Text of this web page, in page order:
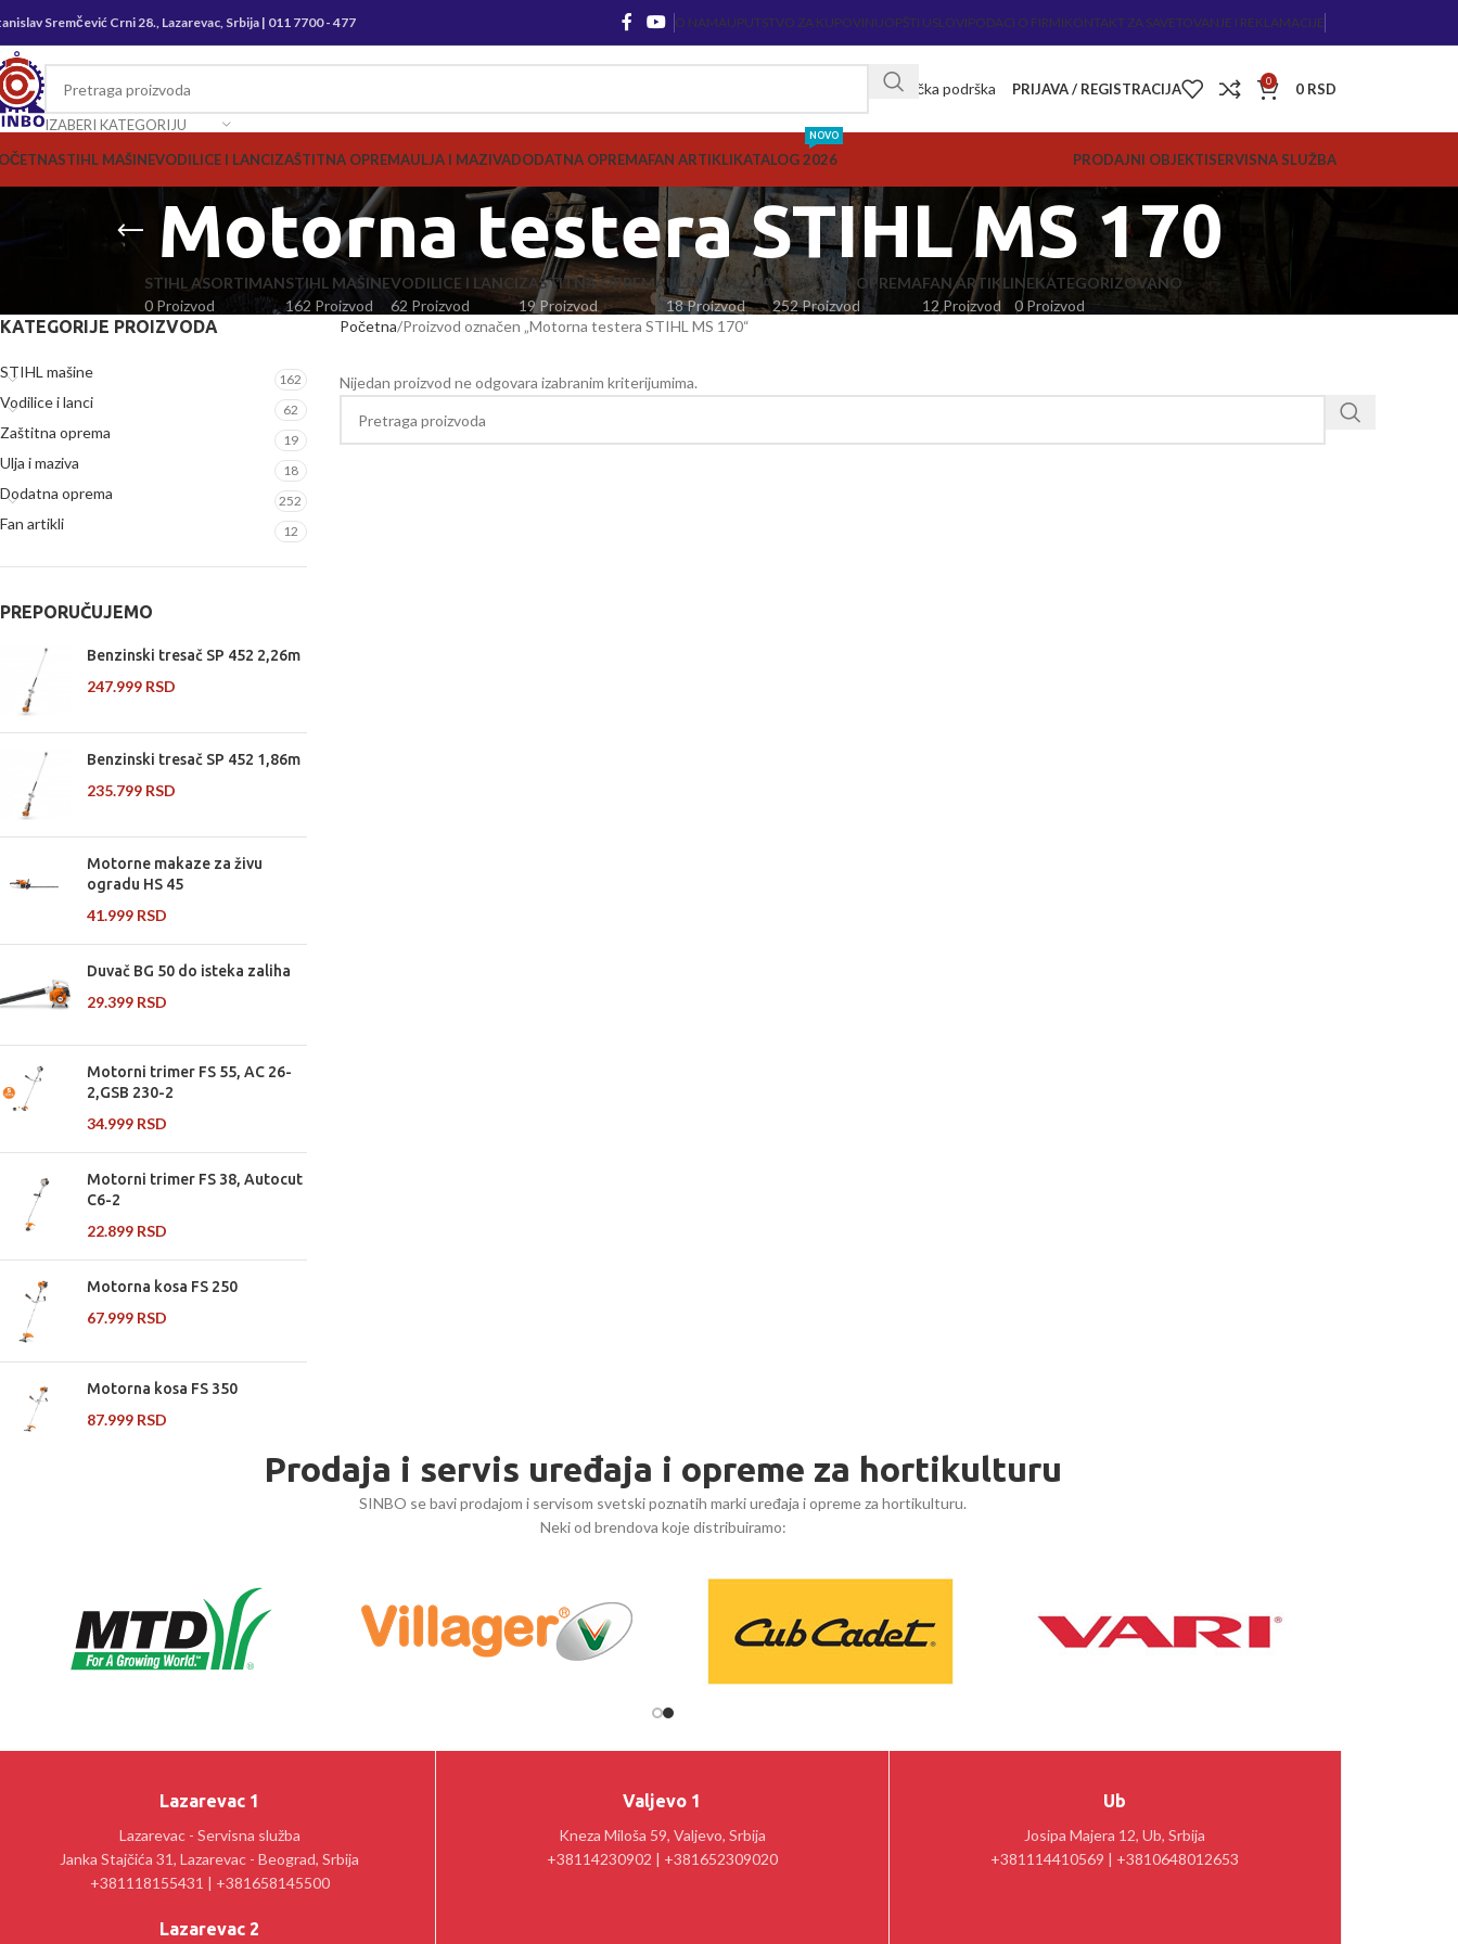
Sremčević Crni 28., Lazarevac, Srbija | 011 7700 - 477 O NAMAUPUTSTVO ZA KUPOVINUOPŠTI USLOVIPODACI O FIRMIKONTAKT ZA SAVETOVANJE I REKLAMACIJE
IZABERI KATEGORIJU
Korisnička podrška PRIJAVA / REGISTRACIJA 0 0 RSD
STIHL MAŠINEVODILICE I LANCIZAŠTITNA OPREMAULJA I MAZIVADODATNA OPREMAFAN ARTIKLIKATALOG 2026
NOVO
PRODAJNI OBJEKTISERVISNA SLUŽBA
Motorna testera STIHL MS 170
STIHL ASORTIMAN
0 Proizvod
STIHL MAŠINE
162 Proizvod
VODILICE I LANCI
62 Proizvod
ZAŠTITNA OPREMA
19 Proizvod
ULJA I MAZIVA
18 Proizvod
DODATNA OPREMA
252 Proizvod
FAN ARTIKLI
12 Proizvod
NEKATEGORIZOVANO
0 Proizvod
KATEGORIJE PROIZVODA
STIHL mašine 162
Vodilice i lanci 62
Zaštitna oprema 19
Ulja i maziva 18
Dodatna oprema 252
Fan artikli 12
PREPORUČUJEMO
Benzinski tresač SP 452 2,26m
247.999 RSD
Benzinski tresač SP 452 1,86m
235.799 RSD
Motorne makaze za živu
ogradu HS 45
41.999 RSD
Duvač BG 50 do isteka zaliha
29.399 RSD
Motorni trimer FS 55, AC 26-
2,GSB 230-2
34.999 RSD
Motorni trimer FS 38, Autocut
C6-2
22.899 RSD
Motorna kosa FS 250
67.999 RSD
Motorna kosa FS 350
87.999 RSD
Početna Proizvod označen „Motorna testera STIHL MS 170“
Nijedan proizvod ne odgovara izabranim kriterijumima.
Prodaja i servis uređaja i opreme za hortikulturu
SINBO se bavi prodajom i servisom svetski poznatih marki uređaja i opreme za hortikulturu.
Neki od brendova koje distribuiramo:
Lazarevac 1
Lazarevac - Servisna služba
Janka Stajčića 31, Lazarevac - Beograd, Srbija
+381118155431 | +381658145500
Lazarevac 2
Valjevo 1
Kneza Miloša 59, Valjevo, Srbija
+38114230902 | +381652309020
Ub
Josipa Majera 12, Ub, Srbija
+381114410569 | +3810648012653